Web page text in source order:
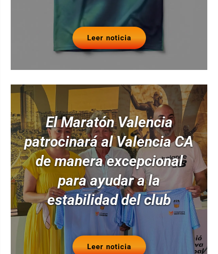
Leer noticia
El Maratón Valencia
patrocinará al Valencia CA
de manera excepcional
para ayudar a la
estabilidad del club
Leer noticia